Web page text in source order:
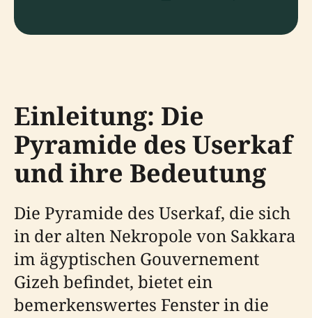
Einleitung: Die
Pyramide des Userkaf
und ihre Bedeutung
Die Pyramide des Userkaf, die sich
in der alten Nekropole von Sakkara
im ägyptischen Gouvernement
Gizeh befindet, bietet ein
bemerkenswertes Fenster in die